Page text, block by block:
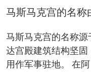
马斯马克宫的名称
马斯马克宫的名称源
达宫殿建筑结构坚
用作军事驻地。 在